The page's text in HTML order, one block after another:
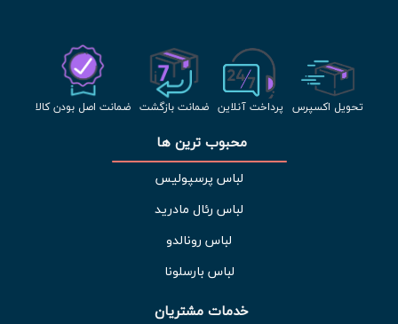
تحویل اکسپرس پرداخت آنلاین ضمانت بازگشت ضمانت اصل بودن کالا
محبوب ترین ها
لباس پرسپولیس
لباس رئال مادرید
لباس رونالدو
لباس بارسلونا
خدمات مشتریان